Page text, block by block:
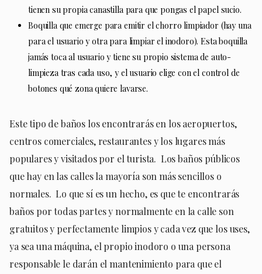
tienen su propia canastilla para que pongas el papel sucio.
Boquilla que emerge para emitir el chorro limpiador (hay una
para el usuario y otra para limpiar el inodoro). Esta boquilla
jamás toca al usuario y tiene su propio sistema de auto-
limpieza tras cada uso, y el usuario elige con el control de
botones qué zona quiere lavarse.
Este tipo de baños los encontrarás en los aeropuertos,
centros comerciales, restaurantes y los lugares más
populares y visitados por el turista. Los baños públicos
que hay en las calles la mayoría son más sencillos o
normales. Lo que sí es un hecho, es que te encontrarás
baños por todas partes y normalmente en la calle son
gratuitos y perfectamente limpios y cada vez que los uses,
ya sea una máquina, el propio inodoro o una persona
responsable le darán el mantenimiento para que el